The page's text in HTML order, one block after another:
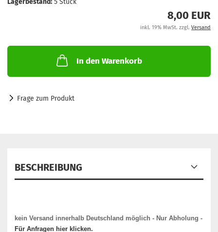
Lagerbestand: 5 Stück
8,00 EUR
inkl. 19% MwSt. zzgl. Versand
In den Warenkorb
Frage zum Produkt
BESCHREIBUNG
kein Versand innerhalb Deutschland möglich - Nur Abholung -
Für Anfragen hier klicken.